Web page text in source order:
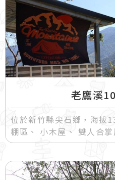
老鷹溪
位於新竹縣尖石鄉，海拔
棚區、 小木屋、 雙人合